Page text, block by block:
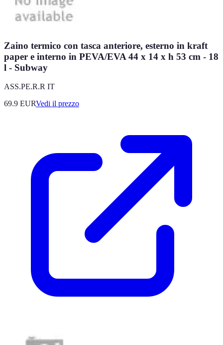
Zaino termico con tasca anteriore, esterno in kraft
paper e interno in PEVA/EVA 44 x 14 x h 53 cm - 18
l - Subway
ASS.PE.R.R IT
69.9 EURVedi il prezzo